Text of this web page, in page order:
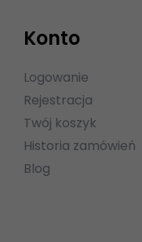
Konto
Logowanie
Rejestracja
Twój koszyk
Historia zamówień
Blog